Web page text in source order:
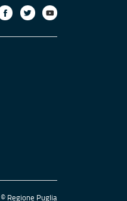
© Regione Puglia